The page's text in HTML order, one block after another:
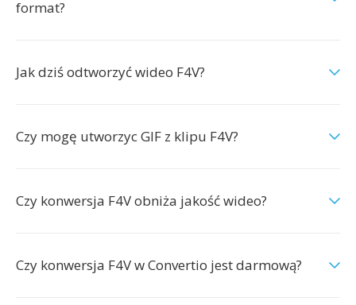
format?
Jak dziś odtworzyć wideo F4V?
Czy mogę utworzyc GIF z klipu F4V?
Czy konwersja F4V obniża jakość wideo?
Czy konwersja F4V w Convertio jest darmową?